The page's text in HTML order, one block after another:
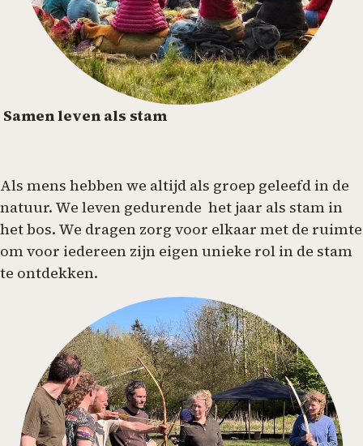
Samen leven als stam
Als mens hebben we altijd als groep geleefd in de
natuur. We leven gedurende het jaar als stam in
het bos. We dragen zorg voor elkaar met de ruimte
om voor iedereen zijn eigen unieke rol in de stam
te ontdekken.